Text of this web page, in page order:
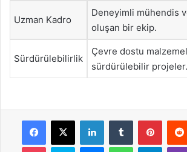
Uzman Kadro
Deneyimli mühendis
oluşan bir ekip.
Sürdürülebilirlik
Çevre dostu
sürdürülebilir projeler.
Facebook
X LinkedInTumblr
Pocket Skype MessengerWhatsApp